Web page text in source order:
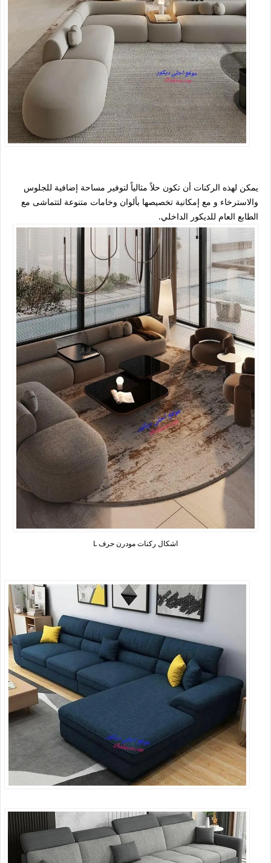
يمكن لهذه الركنات أن تكون حلاً مثالياً لتوفير مساحة إضافية للجلوس
والاسترخاء و مع إمكانية تخصيصها بألوان وخامات متنوعة لتتماشى مع
الطابع العام للديكور الداخلي.
اشكال ركنات مودرن حرف L